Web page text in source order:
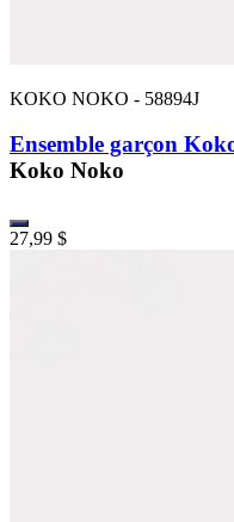
KOKO NOKO - 58894J
Ensemble garçon
Koko Noko
27,99 $